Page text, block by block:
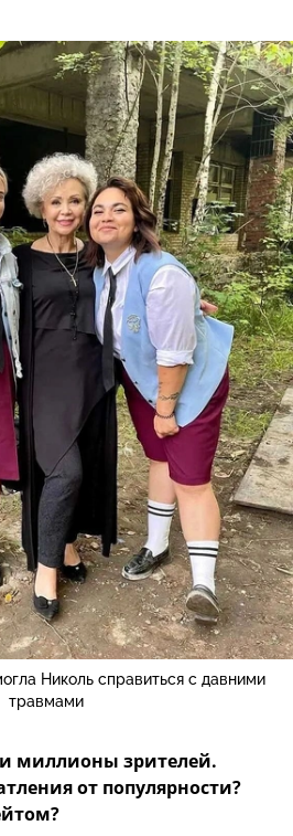
Николь справиться с давними
травмами
миллионы зрителей.
от популярности?